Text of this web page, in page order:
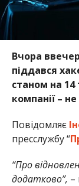
Вчора
піддався
станом на
компанії –
Повідомляє
пресслужбу “
“Про
додатково”, –